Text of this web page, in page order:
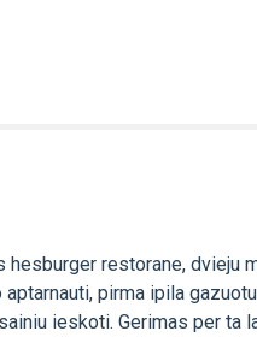
hesburger restorane, dvieju
pirma ipila
ieskoti. Gerimas per ta